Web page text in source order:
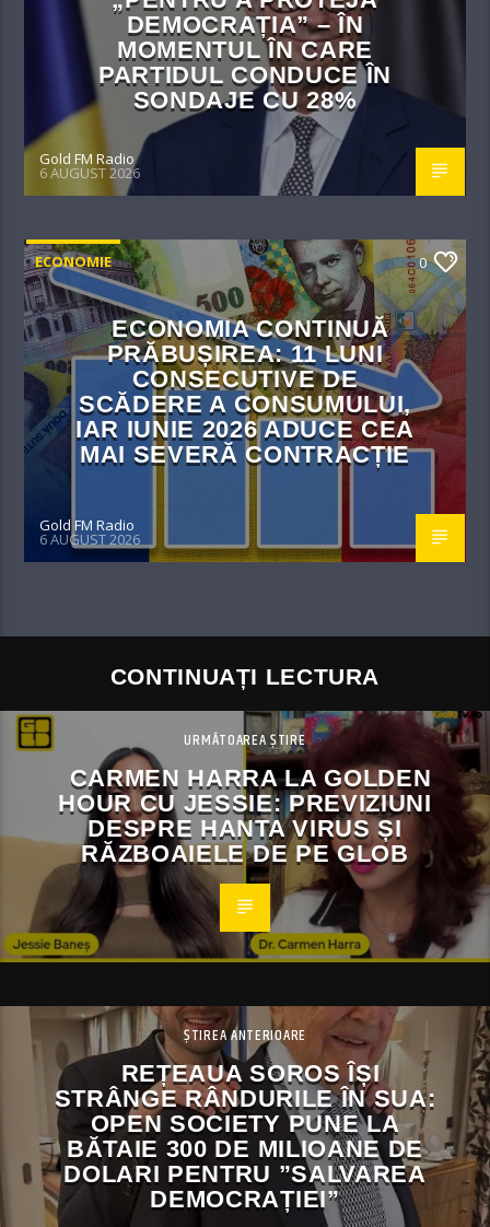
DEMOCRAȚIA” – ÎN
MOMENTUL ÎN CARE
PARTIDUL CONDUCE ÎN
SONDAJE CU 28%
Gold FM Radio
6 AUGUST 2026
ECONOMIE 0
ECONOMIA CONTINUĂ
PRĂBUȘIREA: 11 LUNI
CONSECUTIVE DE
SCĂDERE A CONSUMULUI,
IAR IUNIE 2026 ADUCE CEA
MAI SEVERĂ CONTRACȚIE
Gold FM Radio
6 AUGUST 2026
CONTINUAȚI LECTURA
URMĂTOAREA ȘTIRE
CARMEN HARRA LA GOLDEN
HOUR CU JESSIE: PREVIZIUNI
DESPRE HANTA VIRUS ȘI
RĂZBOAIELE DE PE GLOB
ȘTIREA ANTERIOARE
REȚEAUA SOROS ÎȘI
STRÂNGE RÂNDURILE ÎN SUA:
OPEN SOCIETY PUNE LA
BĂTAIE 300 DE MILIOANE DE
DOLARI PENTRU ”SALVAREA
DEMOCRAȚIEI”